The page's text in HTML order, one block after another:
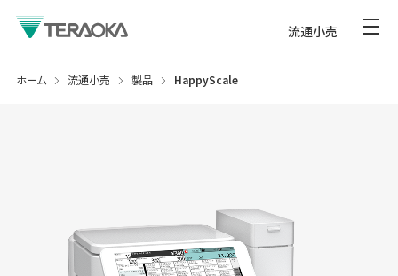
流通小売
ホーム 流通小売 製品 HappyScale